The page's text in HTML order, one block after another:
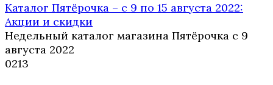
Каталог Пятёрочка – с 9 по 15 августа 2022:
Акции и скидки
Недельный каталог магазина Пятёрочка с 9
августа 2022
0213